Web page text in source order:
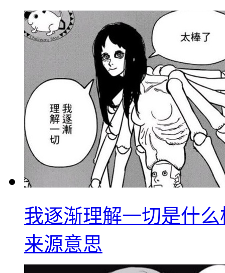
我逐渐理解一切是什
来源意思